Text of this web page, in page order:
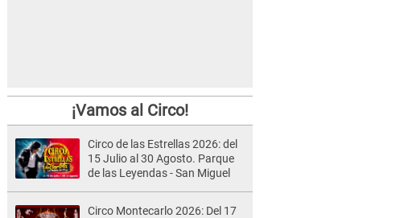
¡Vamos al Circo!
Circo de las Estrellas 2026: del
15 Julio al 30 Agosto. Parque
de las Leyendas - San Miguel
Circo Montecarlo 2026: Del 17